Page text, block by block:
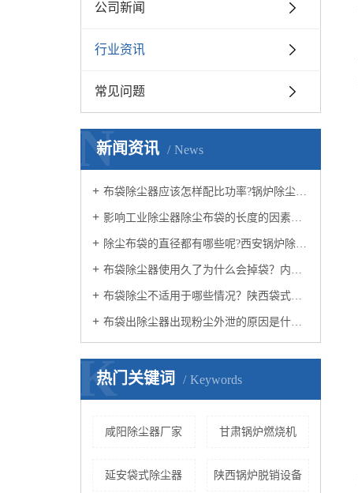
公司新闻
行业资讯
常见问题
新闻资讯 News
N
布袋除尘器应该怎样配比功率?锅炉除尘器厂家知道吗？
影响工业除尘器除尘布袋的长度的因素有哪些？西安锅炉除尘器厂家觉得呢？
除尘布袋的直径都有哪些呢?西安锅炉除尘器小编认为呢？
布袋除尘器使用久了为什么会掉袋？内蒙布袋除尘器厂家认为呢？
布袋除尘不适用于哪些情况？陕西袋式除尘器小编知道吗？
布袋出除尘器出现粉尘外泄的原因是什么？西安除尘器设备公司认为呢？
热门关键词 Keywords
K
咸阳除尘器厂家 甘肃锅炉燃烧机
延安袋式除尘器 陕西锅炉脱销设备